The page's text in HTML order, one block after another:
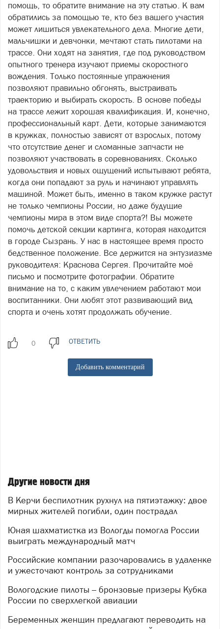
помощь, то обратите внимание на эту статью. К вам
обратились за помощью те, кто без вашего участия
может лишиться увлекательного дела. Многие дети,
мальчишки и девчонки, мечтают стать пилотами на
трассе. Они ходят на занятия, где под руководством
опытного тренера изучают приемы скоростного
вождения. Только постоянные упражнения
позволяют правильно обгонять, выстраивать
траекторию и выбирать скорость. В основе победы
на трассе лежит хорошая квалификация. И, конечно,
профессиональный карт. Дети, которые занимаются
в кружках, полностью зависят от взрослых, потому
что отсутствие денег и сломанные запчасти не
позволяют участвовать в соревнованиях. Сколько
удовольствия и новых ощущений испытывают ребята,
когда они попадают за руль и начинают управлять
машиной. Может быть, именно в таком кружке растут
не только чемпионы России, но даже будущие
чемпионы мира в этом виде спорта?! Вы можете
помочь детской секции картинга, которая находится
в городе Сызрань. У нас в настоящее время просто
бедственное положение. Все держится на энтузиазме
руководителя: Краснова Сергея. Прочитайте моё
письмо и посмотрите фотографии. Обратите
внимание на то, с каким увлечением работают мои
воспитанники. Они любят этот развивающий вид
спорта и очень хотят продолжать обучение.
ОТВЕТИТЬ
Добавить комментарий
Другие новости дня
В Керчи беспилотник рухнул на пятиэтажку: двое
мирных жителей погибли, один пострадал
Юная шахматистка из Вологды помогла России
выиграть международный матч
Российские компании разочаровались в удаленке
и ужесточают контроль за сотрудниками
Вологодские пилоты – бронзовые призеры Кубка
России по сверхлегкой авиации
Беременных женщин предлагают переводить на